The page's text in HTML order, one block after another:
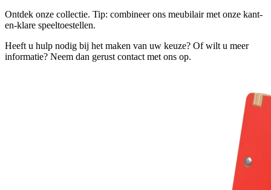
Ontdek onze collectie. Tip: combineer ons meubilair met onze kant-
en-klare speeltoestellen.
Heeft u hulp nodig bij het maken van uw keuze? Of wilt u meer
informatie? Neem dan gerust contact met ons op.